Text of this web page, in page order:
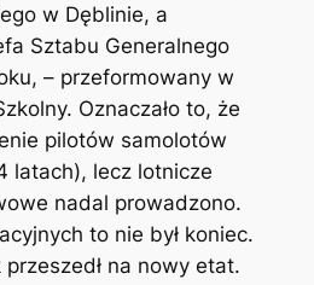
w Dęblinie, a
Sztabu Generalnego
– przeformowany w
Oznaczało to, że
pilotów samolotów
latach), lecz lotnicze
nadal prowadzono.
to nie był koniec.
przeszedł na nowy etat.